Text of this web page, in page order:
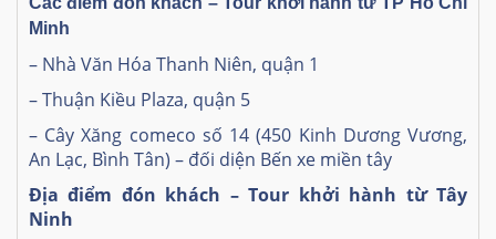
Minh
– Nhà Văn Hóa Thanh Niên, quận 1
– Thuận Kiều Plaza, quận 5
– Cây Xăng comeco số 14 (450 Kinh Dương Vương,
An Lạc, Bình Tân) – đối diện Bến xe miền tây
Địa điểm đón khách – Tour khởi hành từ Tây
Ninh